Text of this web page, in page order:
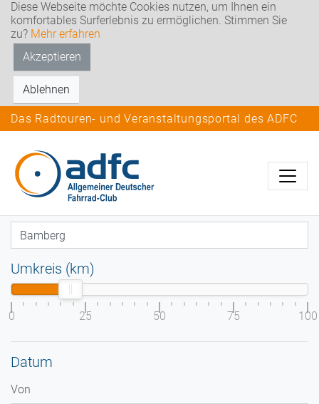
Diese Webseite möchte Cookies nutzen, um Ihnen ein
komfortables Surferlebnis zu ermöglichen. Stimmen Sie
zu? Mehr erfahren
Akzeptieren
Ablehnen
Das Radtouren- und Veranstaltungsportal des ADFC
Umkreis (km)
0 25 50 75 100
Datum
Von